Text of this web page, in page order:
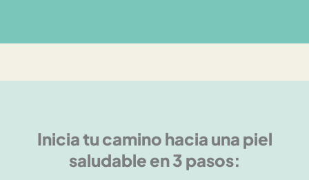
Inicia tu camino hacia una piel
saludable en 3 pasos: